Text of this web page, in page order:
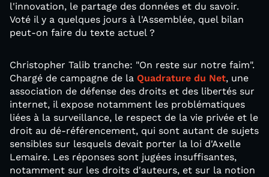
l'innovation, le partage des données et du savoir.
Voté il y a quelques jours à l'Assemblée, quel bilan
peut-on faire du texte actuel ?
Christopher Talib tranche: "On reste sur notre faim".
Chargé de campagne de la Quadrature du Net, une
association de défense des droits et des libertés sur
internet, il expose notamment les problématiques
liées à la surveillance, le respect de la vie privée et le
droit au dé-référencement, qui sont autant de sujets
sensibles sur lesquels devait porter la loi d'Axelle
Lemaire. Les réponses sont jugées insuffisantes,
notamment sur les droits d'auteurs, et sur la notion